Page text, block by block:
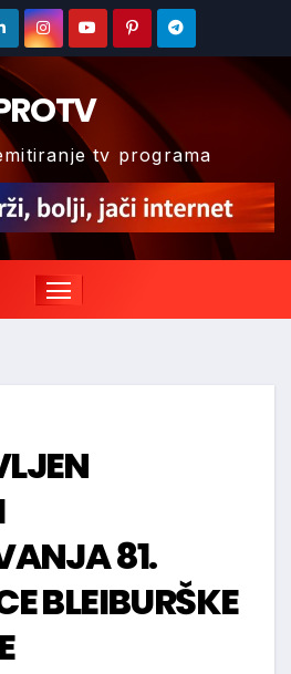
tv programa
81.
BLEIBURŠKE